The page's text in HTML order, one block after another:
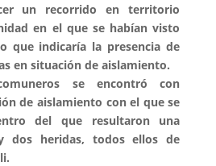
un recorrido en territorio
en el que se habían visto
que indicaría la presencia de
en situación de aislamiento.
se encontró con
de aislamiento con el que se
del que resultaron una
dos heridas, todos ellos de